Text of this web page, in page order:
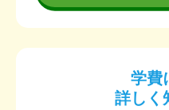
学費
詳しく